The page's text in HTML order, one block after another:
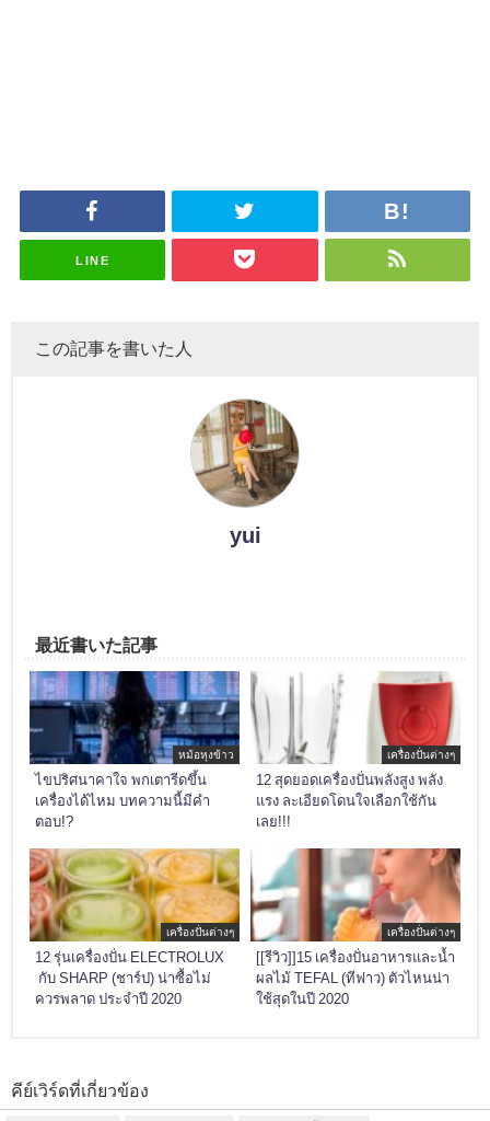
LINE
この記事を書いた人
yui
最近書いた記事
หม้อหุงข้าว
ไขปริศนาคาใจ พกเตารีดขึ้น
เครื่องได้ไหม บทความนี้มีคำ
ตอบ!?
เครื่องปั่นต่างๆ
12 สุดยอดเครื่องปั่นพลังสูง พลัง
แรง ละเอียดโดนใจเลือกใช้กัน
เลย!!!
เครื่องปั่นต่างๆ
12 รุ่นเครื่องปั่น ELECTROLUX
กับ SHARP (ชาร์ป) น่าซื้อไม่
ควรพลาด ประจำปี 2020
เครื่องปั่นต่างๆ
[[รีวิว]]15 เครื่องปั่นอาหารและน้ำ
ผลไม้ TEFAL (ทีฟาว) ตัวไหนน่า
ใช้สุดในปี 2020
คีย์เวิร์ดที่เกี่ยวข้อง